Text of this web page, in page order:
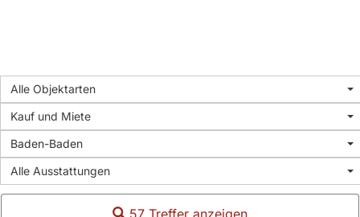
Alle Objektarten
Kauf und Miete
Baden-Baden
Alle Ausstattungen
57 Treffer anzeigen